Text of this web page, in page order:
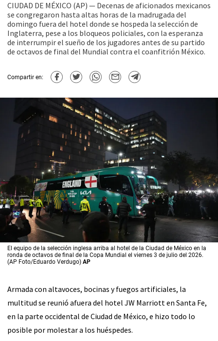
CIUDAD DE MÉXICO (AP) — Decenas de aficionados mexicanos
se congregaron hasta altas horas de la madrugada del
domingo fuera del hotel donde se hospeda la selección de
Inglaterra, pese a los bloqueos policiales, con la esperanza
de interrumpir el sueño de los jugadores antes de su partido
de octavos de final del Mundial contra el coanfitrión México.
Compartir en:
El equipo de la selección inglesa arriba al hotel de la Ciudad de México en la
ronda de octavos de final de la Copa Mundial el viernes 3 de julio del 2026.
(AP Foto/Eduardo Verdugo) AP
Armada con altavoces, bocinas y fuegos artificiales, la
multitud se reunió afuera del hotel JW Marriott en Santa Fe,
en la parte occidental de Ciudad de México, e hizo todo lo
posible por molestar a los huéspedes.